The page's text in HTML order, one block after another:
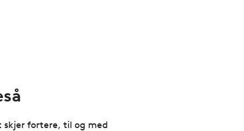
skjer fortere, til og med